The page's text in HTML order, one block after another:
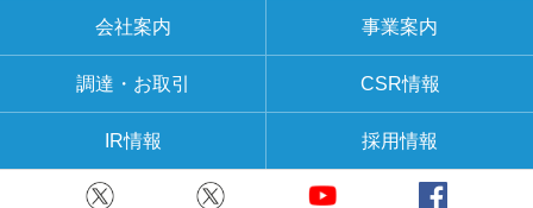
会社案内 事業案内
調達・お取引 CSR情報
IR情報 採用情報